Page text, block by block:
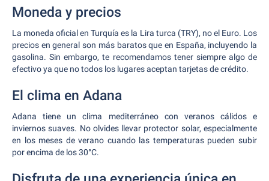
Moneda y precios
La moneda oficial en Turquía es la Lira turca (TRY), no el Euro. Los
precios en general son más baratos que en España, incluyendo la
gasolina. Sin embargo, te recomendamos tener siempre algo de
efectivo ya que no todos los lugares aceptan tarjetas de crédito.
El clima en Adana
Adana tiene un clima mediterráneo con veranos cálidos e
inviernos suaves. No olvides llevar protector solar, especialmente
en los meses de verano cuando las temperaturas pueden subir
por encima de los 30°C.